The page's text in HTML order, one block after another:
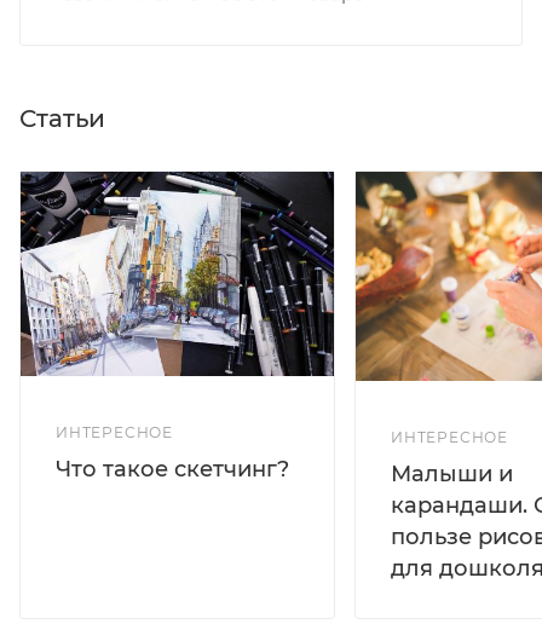
Статьи
ИНТЕРЕСНОЕ
Что такое скетчинг?
ИНТЕРЕСНОЕ
Малыши и
карандаши.
пользе
для